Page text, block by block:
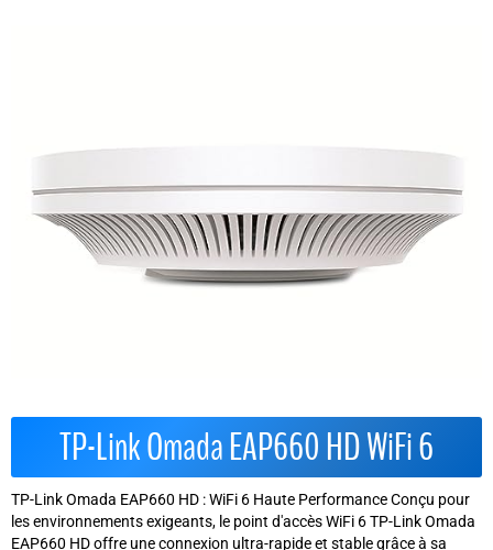
TP-Link Omada EAP660 HD WiFi 6
TP-Link Omada EAP660 HD : WiFi 6 Haute Performance Conçu pour
les environnements exigeants, le point d'accès WiFi 6 TP-Link Omada
EAP660 HD offre une connexion ultra-rapide et stable grâce à sa